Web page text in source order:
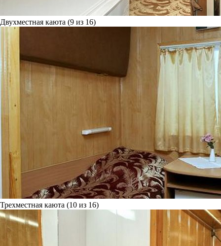
Двухместная каюта (9 из 16)
Трехместная каюта (10 из 16)